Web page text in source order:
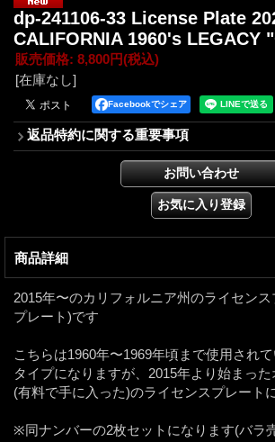
dp-241106-33 License Plate
CALIFORNIA 1960's LEGACY
販売価格: 8,800円(税込)
[在庫なし]
Facebookでシェア
返品特約に関する重要事項
商品詳細
2015年〜のカリフォルニア州のライセン
プレート)です
こちらは1960年〜1969年頃まで使用され
タイプになりますが、2015年より始まっ
(有料で手に入った)のライセンスプレート
※同ナンバーの2枚セットになります(バラ